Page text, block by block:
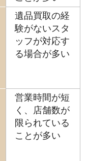
遺品買取の経
験がないスタ
ッフが対応す
る場合が多い
営業時間が短
く、店舗数が
限られている
ことが多い